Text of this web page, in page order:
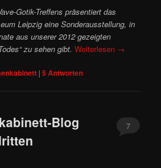
Gotik-Treffens präsentiert das
Leipzig eine Sonderausstellung, in
aus unserer 2012 gezeigten
zu sehen gibt. Weiterlesen →
|5 Antworten
Blog
7